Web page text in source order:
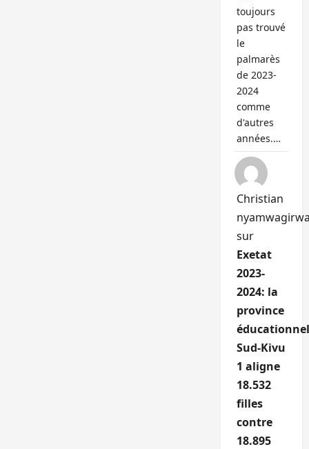
toujours
pas trouvé
le
palmarès
de 2023-
2024
comme
d'autres
années.…
Christian
sur
Exetat
2023-
2024: la
province
Sud-Kivu
1 aligne
18.532
filles
contre
18.895